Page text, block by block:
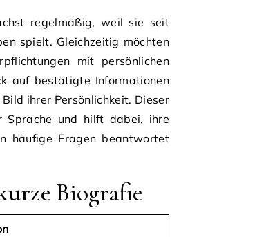
regelmäßig, weil sie seit
spielt. Gleichzeitig möchten
mit persönlichen
auf bestätigte Informationen
ihrer Persönlichkeit. Dieser
Sprache und hilft dabei, ihre
häufige Fragen beantwortet
Biografie